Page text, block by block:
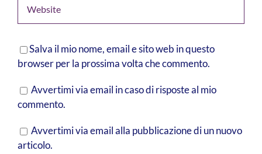
Salva il mio nome, email e sito web in questo
browser per la prossima volta che commento.
Avvertimi via email in caso di risposte al mio
commento.
Avvertimi via email alla pubblicazione di un nuovo
articolo.